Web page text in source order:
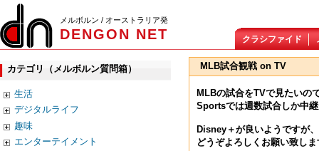
メルボルン / オーストラリア発
DENGON NET クラシファイド
カテゴリ（メルボルン質問箱）
生活
デジタルライフ
趣味
エンターテイメント
MLB試合観戦 on TV
MLBの試合をTVで見たいの
Sportsでは週数試合しか中
Disney＋が良いようですが
どうぞよろしくお願い致しま